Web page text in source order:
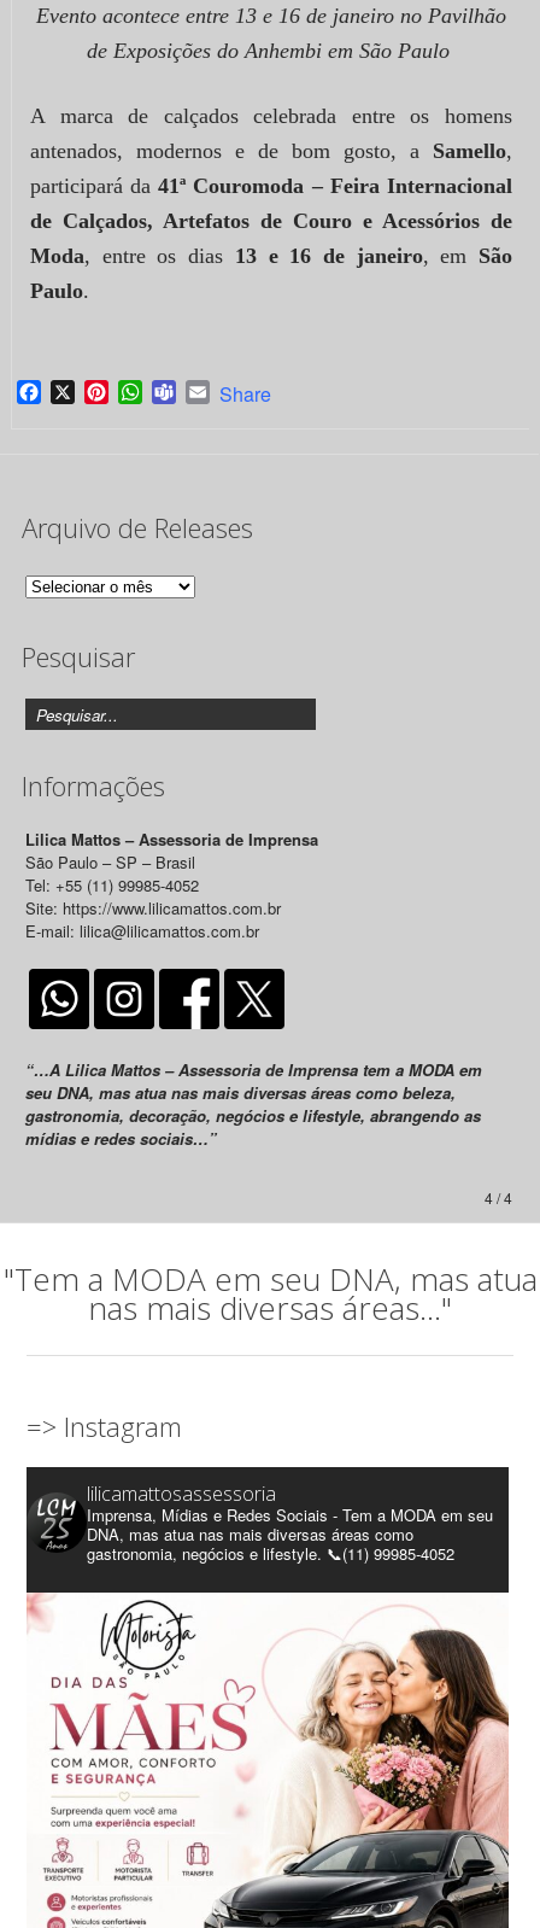
Evento acontece entre 13 e 16 de janeiro no Pavilhão
de Exposições do Anhembi em São Paulo
A marca de calçados celebrada entre os homens
antenados, modernos e de bom gosto, a Samello,
participará da41ª Couromoda – Feira Internacional
de Calçados, Artefatos de Couro e Acessórios de
Moda, entre os dias 13 e 16 de janeiro, em São
Paulo.
Facebook
X PinterestWhatsApp
TeamsEmail
Share
Arquivo de Releases
Arquivo
Releases
Pesquisar
Informações
Lilica Mattos – Assessoria de Imprensa
São Paulo – SP – Brasil
Tel: +55 (11) 99985-4052
Site: https://www.lilicamattos.com.br
E-mail: lilica@lilicamattos.com.br
“…A Lilica Mattos – Assessoria de Imprensa tem a MODA em
seu DNA, mas atua nas mais diversas áreas como beleza,
gastronomia, decoração, negócios e lifestyle, abrangendo as
mídias e redes sociais…”
4 / 4
"Tem a MODA em seu DNA, mas atua
nas mais diversas áreas..."
=> Instagram
lilicamattosassessoria
Imprensa, Mídias e Redes Sociais - Tem a MODA em seu
DNA, mas atua nas mais diversas áreas como
gastronomia, negócios e lifestyle. 📞(11) 99985-4052